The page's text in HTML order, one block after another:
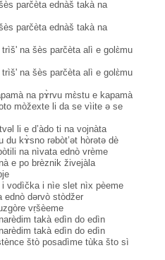
parčèta ednàš takà na
parčèta ednàš takà na
na šès parčèta alì e golɛ̀mu
na šès parčèta alì e golɛ̀mu
na pɤ̀rvu mɛ̀stu e kapamà
mòžexte li da se vìite ə se
li e d’àdo ti na vojnàta
du kɤ̀sno rəbòt’ət hòrətə dè
na nìvata ednò vrème
e po brèznik živejàla
i vodìčka i nìe slet nìx pèeme
ednò dərvò stòdžer
vṛšèeme
takà edìn do edìn
takà edìn do edìn
štò posadìme tùka što sì